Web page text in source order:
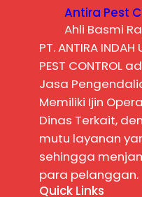
Antira Pest
Ahli Basmi
PT. ANTIRA
PEST CONTROL
Jasa
Memiliki Ijin
Dinas Terkait,
mutu layanan
sehingga
para pelanggan.
Quick Links